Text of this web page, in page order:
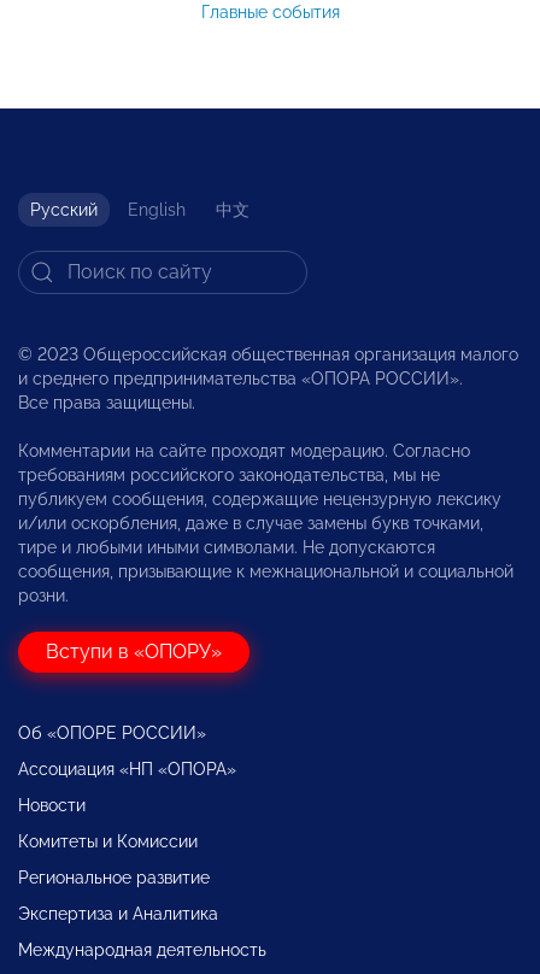
Главные события
Русский English 中文
© 2023 Общероссийская общественная организация малого
и среднего предпринимательства «ОПОРА РОССИИ».
Все права защищены.
Комментарии на сайте проходят модерацию. Согласно
требованиям российского законодательства, мы не
публикуем сообщения, содержащие нецензурную лексику
и/или оскорбления, даже в случае замены букв точками,
тире и любыми иными символами. Не допускаются
сообщения, призывающие к межнациональной и социальной
розни.
Вступи в «ОПОРУ»
Об «ОПОРЕ РОССИИ»
Ассоциация «НП «ОПОРА»
Новости
Комитеты и Комиссии
Региональное развитие
Экспертиза и Аналитика
Международная деятельность